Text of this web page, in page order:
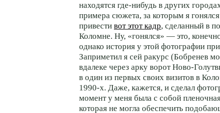
находятся где-нибудь в других
примера сюжета, за которым я
привести вот этот кадр, сделанный в
Коломне. Ну, «гонялся» — это,
однако история у этой фотографии
Заприметил я сей ракурс (Бобренев
вдалеке через арку ворот Ново-
в один из первых своих визитов в
1990-х. Даже, кажется, и сделал
момент у меня была с собой
которая не могла обеспечить